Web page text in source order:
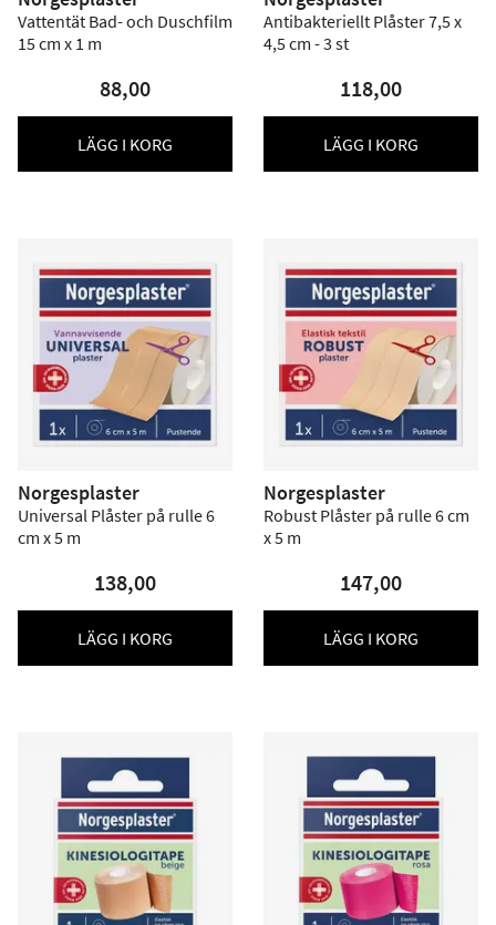
Vattentät Bad- och Duschfilm
15 cm x 1 m
88,00
LÄGG I KORG
Antibakteriellt Plåster 7,5 x
4,5 cm - 3 st
118,00
LÄGG I KORG
Norgesplaster
Universal Plåster på rulle 6
cm x 5 m
138,00
LÄGG I KORG
Norgesplaster
Robust Plåster på rulle 6 cm
x 5 m
147,00
LÄGG I KORG